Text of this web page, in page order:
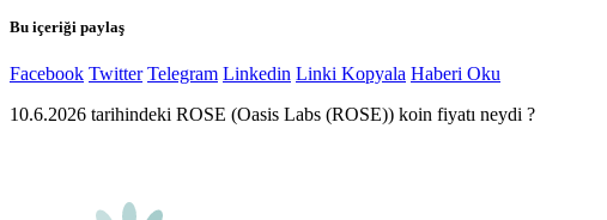
Bu içeriği paylaş
Facebook Twitter Telegram Linkedin Linki Kopyala Haberi Oku
10.6.2026 tarihindeki ROSE (Oasis Labs (ROSE)) koin fiyatı neydi ?